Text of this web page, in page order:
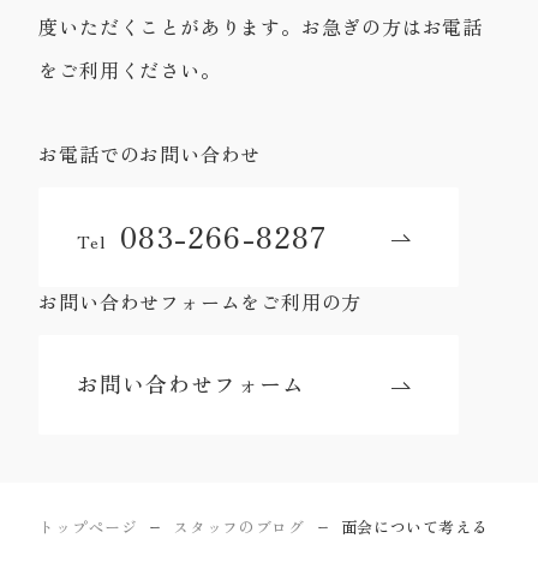
度いただくことがあります。お急ぎの方はお電話
をご利用ください。
お電話でのお問い合わせ
Tel 083-266-8287
お問い合わせフォームをご利用の方
お問い合わせフォーム
トップページ ー スタッフのブログ ー 面会について考える